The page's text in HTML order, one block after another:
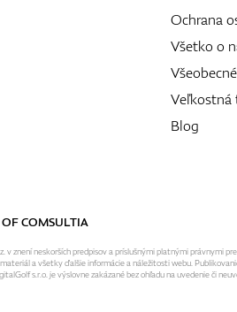
Ochrana
Všetko o
Veľkostná
Blog
OFCOMSULTIA
znení neskorších predpisov a príslušnými platnými právnymi
a všetky ďalšie informácie a náležitosti webu.
s.r.o. je výslovne zakázané bez ohľadu na uvedenie či